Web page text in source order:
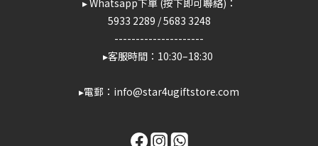
▸ Whatsapp下單 (按下即可聯絡)：
5933 2289 /5683 3248
---------------------
▸客服時間：10:30–18:30
▸電郵：info@star4ugiftstore.com